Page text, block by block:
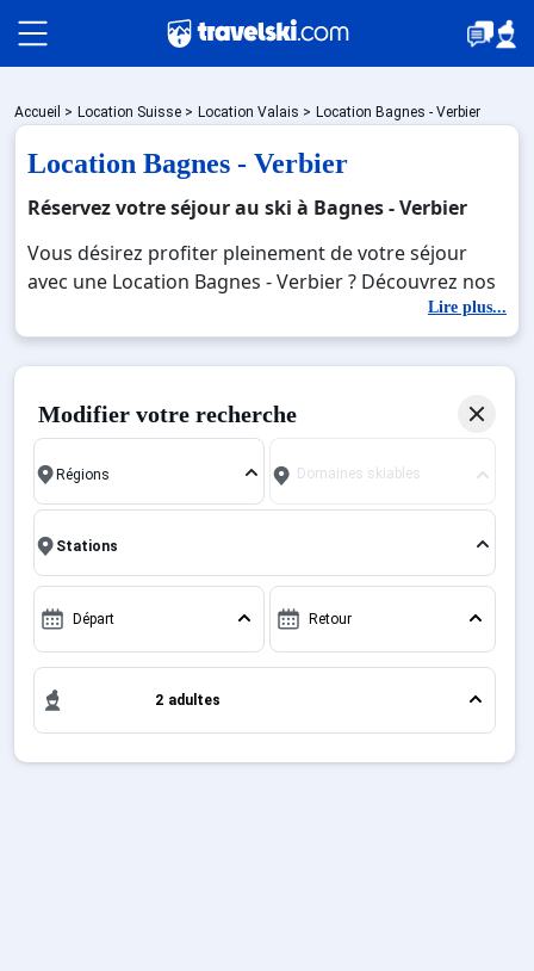
Packages
🚆Train de nuit
Stations
Hébergements
Bons plans
Sites CSE & Groupes
Accueil > Location Suisse > Location Valais > Location Bagnes - Verbier
Location Bagnes - Verbier
Réservez votre séjour au ski à Bagnes - Verbier
Vous désirez profiter pleinement de votre séjour
avec une Location Bagnes - Verbier ? Découvrez nos
offres de Location Bagnes - Verbier pour skier sans
limite à noel, jour de l'an, février. Fermez les yeux et
imaginez… Profitez de votre Location Bagnes -
pourrez mêler les plaisirs de la glisse sur les pistes
beauté des paysages montagnards. Pour un week-
end ou pour 7 jours en Location Bagnes - Verbier , en
famille ou entre amis, c'est l'occasion parfaite pour
créer des souvenirs uniques de vos vacances au ski.
Lire plus...
Modifier votre recherche
Domaines skiables
Départ Retour
2 adultes